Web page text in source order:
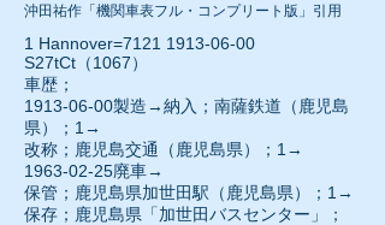
沖田祐作「機関車表フル・コンプリート版」引用
1 Hannover=7121 1913-06-00
S27tCt（1067）
車歴；
1913-06-00製造→納入；南薩鉄道（鹿児島
県）；1→
改称；鹿児島交通（鹿児島県）；1→
1963-02-25廃車→
保管；鹿児島県加世田駅（鹿児島県）；1→
保存；鹿児島県「加世田バスセンター」；